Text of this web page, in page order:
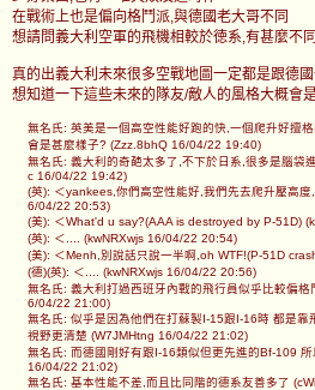
在戰術上也是偏向格鬥派,與德國老大哥不同
想請問義大利空軍的飛機相較於徳系,有甚麼不
真的出義大利未來很多空戰地圖一定都是跟德
想知道一下這些未來的隊友/敵人的風格大概會
無名氏: 英美是一個高空性能好跑的快,一個爬升好擅
會是甚麼樣子? (Zzz.8bhQ 16/04/22 19:40)
無名氏: 義大利的奇葩太多了,不下於日系,很多是腦袋
c 16/04/22 19:42)
(英): ＜yankees,你們高空性能好,我們先去爬升壓高
6/04/22 20:53)
(美): ＜What'd u say?(AAA is destroyed by P-51D)
(英): ＜.... (kwNRXwjs 16/04/22 20:54)
(美): ＜Menh,別說話只說一半啊,oh WTF!(P-51D
(德)(英): ＜.... (kwNRXwjs 16/04/22 20:56)
無名氏: 義大利打過西班牙內戰的飛行員似乎比較偏
6/04/22 21:00)
無名氏: 似乎是因為他們在打蘇製I-15跟I-16時 都是靠
視野更清楚 (W7JMHtng 16/04/22 21:02)
無名氏: 而德國剛好有跟I-16類似但更先進的Bf-109
16/04/22 21:02)
無名氏: 基本性能不差,而且比同階的德系友善多了